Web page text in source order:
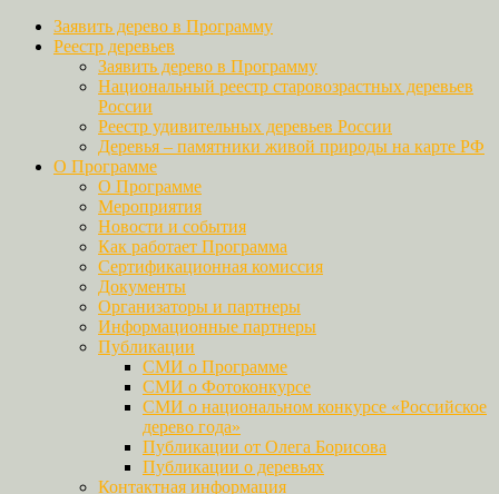
Заявить дерево в Программу
Реестр деревьев
Заявить дерево в Программу
Национальный реестр старовозрастных деревьев
России
Реестр удивительных деревьев России
Деревья – памятники живой природы на карте РФ
О Программе
О Программе
Мероприятия
Новости и события
Как работает Программа
Сертификационная комиссия
Документы
Организаторы и партнеры
Информационные партнеры
Публикации
СМИ о Программе
СМИ о Фотоконкурсе
СМИ о национальном конкурсе «Российское
дерево года»
Публикации от Олега Борисова
Публикации о деревьях
Контактная информация